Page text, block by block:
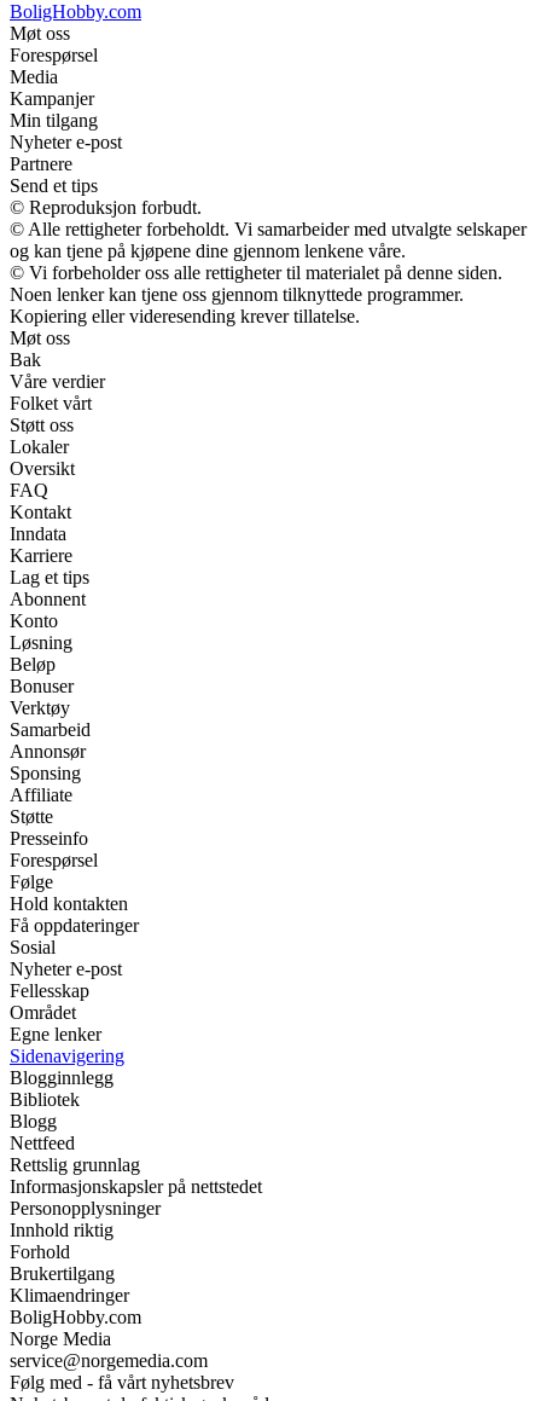
BoligHobby.com
Møt oss
Forespørsel
Media
Kampanjer
Min tilgang
Nyheter e-post
Partnere
Send et tips
© Reproduksjon forbudt.
© Alle rettigheter forbeholdt. Vi samarbeider med utvalgte selskaper
og kan tjene på kjøpene dine gjennom lenkene våre.
© Vi forbeholder oss alle rettigheter til materialet på denne siden.
Noen lenker kan tjene oss gjennom tilknyttede programmer.
Kopiering eller videresending krever tillatelse.
Møt oss
Bak
Våre verdier
Folket vårt
Støtt oss
Lokaler
Oversikt
FAQ
Kontakt
Inndata
Karriere
Lag et tips
Abonnent
Konto
Løsning
Beløp
Bonuser
Verktøy
Samarbeid
Annonsør
Sponsing
Affiliate
Støtte
Presseinfo
Forespørsel
Følge
Hold kontakten
Få oppdateringer
Sosial
Nyheter e-post
Fellesskap
Området
Egne lenker
Sidenavigering
Blogginnlegg
Bibliotek
Blogg
Nettfeed
Rettslig grunnlag
Informasjonskapsler på nettstedet
Personopplysninger
Innhold riktig
Forhold
Brukertilgang
Klimaendringer
BoligHobby.com
Norge Media
service@norgemedia.com
Følg med - få vårt nyhetsbrev